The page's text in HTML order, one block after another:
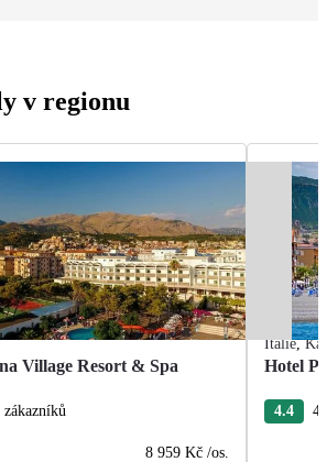
v regionu
Village Resort & Spa
zákazníků
8 959 Kč /os.
Itálie,
Hotel
4.4